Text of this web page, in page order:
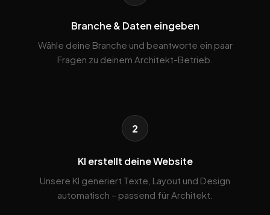
Branche & Daten eingeben
Wähle deine Branche und beantworte ein paar
Fragen zu deinem Architekt-Betrieb.
2
KI erstellt deine Website
Unsere KI generiert Texte, Layout und Design
automatisch – passend für Architekt.